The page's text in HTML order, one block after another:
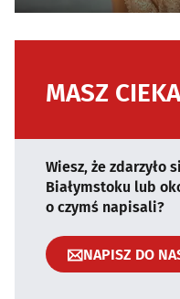
MASZ
Wiesz, że zdarzyło
Białymstoku lub
o czymś napisali?
NAPISZ DO